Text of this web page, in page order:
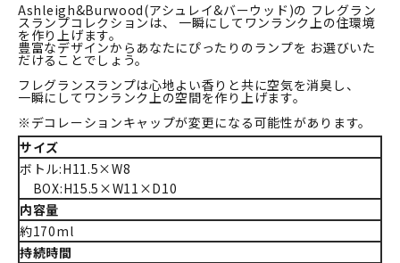
Ashleigh&Burwood(アシュレイ&バーウッド)の フレグラン
スランプコレクションは、 一瞬にしてワンランク上の住環境
を作り上げます。
豊富なデザインからあなたにぴったりのランプを お選びいた
だけることでしょう。
フレグランスランプは心地よい香りと共に空気を消臭し、
一瞬にしてワンランク上の空間を作り上げます。
※デコレーションキャップが変更になる可能性があります。
サイズ
ボトル:H11.5×W8
BOX:H15.5×W11×D10
内容量
約170ml
持続時間